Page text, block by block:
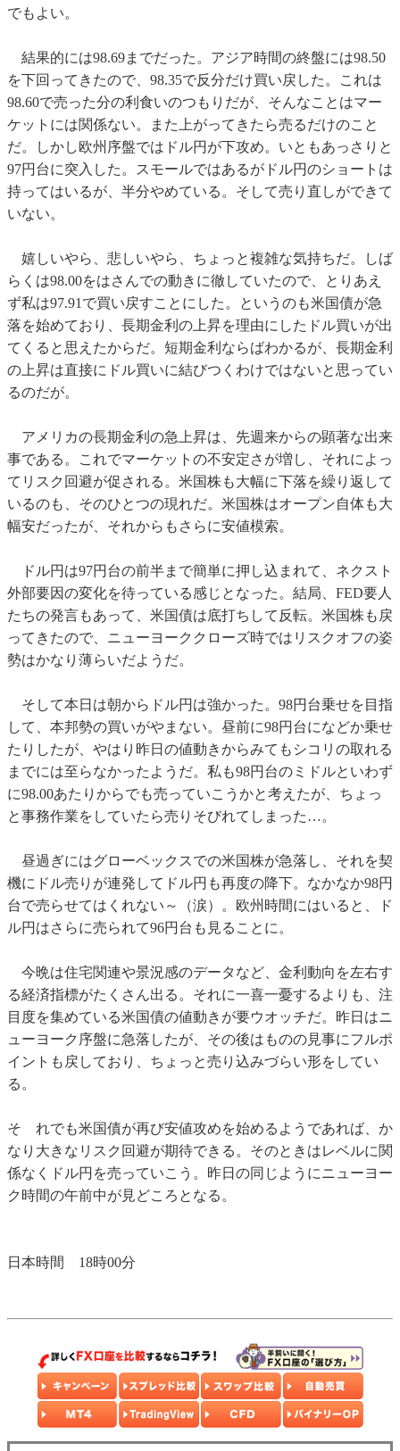
でもよい。
結果的には98.69までだった。アジア時間の終盤には98.50
を下回ってきたので、98.35で反分だけ買い戻した。これは
98.60で売った分の利食いのつもりだが、そんなことはマー
ケットには関係ない。また上がってきたら売るだけのこと
だ。しかし欧州序盤ではドル円が下攻め。いともあっさりと
97円台に突入した。スモールではあるがドル円のショートは
持ってはいるが、半分やめている。そして売り直しができて
いない。
嬉しいやら、悲しいやら、ちょっと複雑な気持ちだ。しば
らくは98.00をはさんでの動きに徹していたので、とりあえ
ず私は97.91で買い戻すことにした。というのも米国債が急
落を始めており、長期金利の上昇を理由にしたドル買いが出
てくると思えたからだ。短期金利ならばわかるが、長期金利
の上昇は直接にドル買いに結びつくわけではないと思ってい
るのだが。
アメリカの長期金利の急上昇は、先週来からの顕著な出来
事である。これでマーケットの不安定さが増し、それによっ
てリスク回避が促される。米国株も大幅に下落を繰り返して
いるのも、そのひとつの現れだ。米国株はオープン自体も大
幅安だったが、それからもさらに安値模索。
ドル円は97円台の前半まで簡単に押し込まれて、ネクスト
外部要因の変化を待っている感じとなった。結局、FED要人
たちの発言もあって、米国債は底打ちして反転。米国株も戻
ってきたので、ニューヨーククローズ時ではリスクオフの姿
勢はかなり薄らいだようだ。
そして本日は朝からドル円は強かった。98円台乗せを目指
して、本邦勢の買いがやまない。昼前に98円台になどか乗せ
たりしたが、やはり昨日の値動きからみてもシコリの取れる
までには至らなかったようだ。私も98円台のミドルといわず
に98.00あたりからでも売っていこうかと考えたが、ちょっ
と事務作業をしていたら売りそびれてしまった…。
昼過ぎにはグローベックスでの米国株が急落し、それを契
機にドル売りが連発してドル円も再度の降下。なかなか98円
台で売らせてはくれない～（涙）。欧州時間にはいると、ド
ル円はさらに売られて96円台も見ることに。
今晩は住宅関連や景況感のデータなど、金利動向を左右す
る経済指標がたくさん出る。それに一喜一憂するよりも、注
目度を集めている米国債の値動きが要ウオッチだ。昨日はニ
ューヨーク序盤に急落したが、その後はものの見事にフルポ
イントも戻しており、ちょっと売り込みづらい形をしてい
る。
そ れでも米国債が再び安値攻めを始めるようであれば、か
なり大きなリスク回避が期待できる。そのときはレベルに関
係なくドル円を売っていこう。昨日の同じようにニューヨー
ク時間の午前中が見どころとなる。
日本時間 18時00分